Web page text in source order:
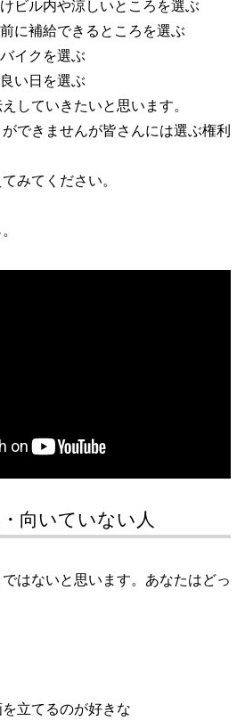
ビル内や涼しいところを選ぶ
に補給できるところを選ぶ
イクを選ぶ
い日を選ぶ
していきたいと思います。
できませんが皆さんには選ぶ権利
みてください。
向いていない人
はないと思います。あなたはどっ
立てるのが好きな